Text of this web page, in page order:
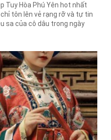
Tuy Hòa Phú Yên hot nhất
tôn lên vẻ rạng rỡ và tự tin
sa của cô dâu trong ngày